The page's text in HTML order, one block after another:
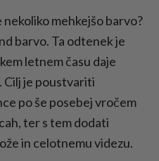
nekoliko mehkejšo barvo?
barvo. Ta odtenek je
letnem času daje
Cilj je poustvariti
po še posebej vročem
ter s tem dodati
in celotnemu videzu.